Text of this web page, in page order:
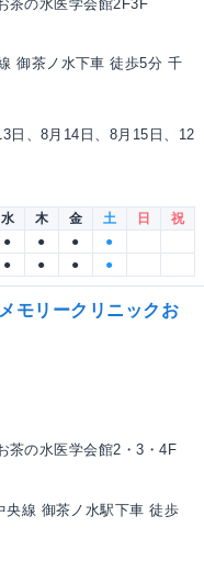
茶の水医学会館2F3F
御茶ノ水下車 徒歩5分 千
日、8月14日、8月15日、12
水 木 金 土 日
祝
● ● ●
●
● ● ● ●
モリークリニックお
茶の水医学会館2・3・4F
線 御茶ノ水駅下車 徒歩